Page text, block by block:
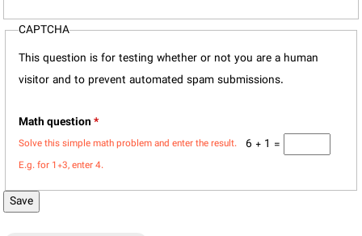
CAPTCHA
This question is for testing whether or not you are a human
visitor and to prevent automated spam submissions.
Math question*
6 + 1 =
Solve this simple math problem and enter the result.
E.g. for 1+3, enter 4.